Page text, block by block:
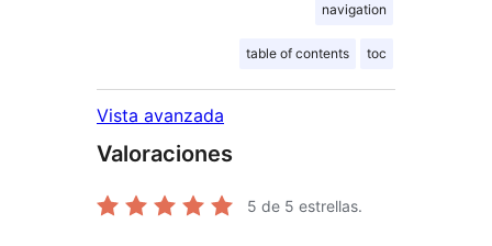
navigation
table of contents toc
Vista avanzada
Valoraciones
5 de 5 estrellas.